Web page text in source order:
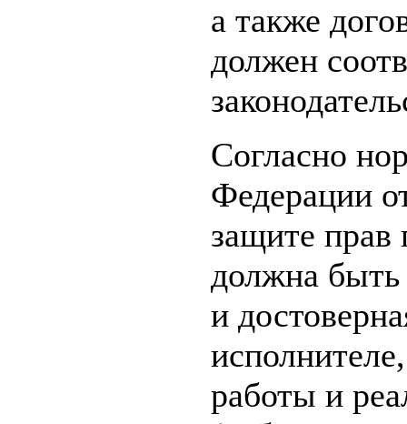
а также
должен
Согласно
Федерации
защите прав
должна быть
и
работы и